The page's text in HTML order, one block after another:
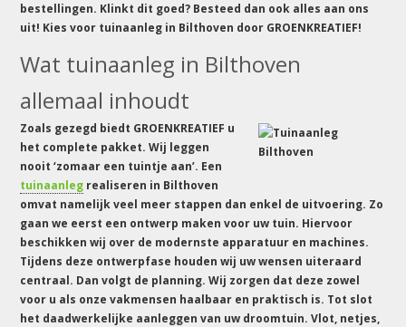
bestellingen. Klinkt dit goed? Besteed dan ook alles aan ons
uit! Kies voor tuinaanleg in Bilthoven door GROENKREATIEF!
Wat tuinaanleg in Bilthoven
allemaal inhoudt
Zoals gezegd biedt GROENKREATIEF u
het complete pakket. Wij leggen
nooit ‘zomaar een tuintje aan’. Een
tuinaanleg realiseren in Bilthoven
omvat namelijk veel meer stappen dan enkel de uitvoering. Zo
gaan we eerst een ontwerp maken voor uw tuin. Hiervoor
beschikken wij over de modernste apparatuur en machines.
Tijdens deze ontwerpfase houden wij uw wensen uiteraard
centraal. Dan volgt de planning. Wij zorgen dat deze zowel
voor u als onze vakmensen haalbaar en praktisch is. Tot slot
het daadwerkelijke aanleggen van uw droomtuin. Vlot, netjes,